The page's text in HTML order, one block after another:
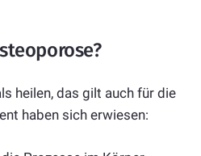
heilen, das gilt auch für die
haben sich erwiesen: